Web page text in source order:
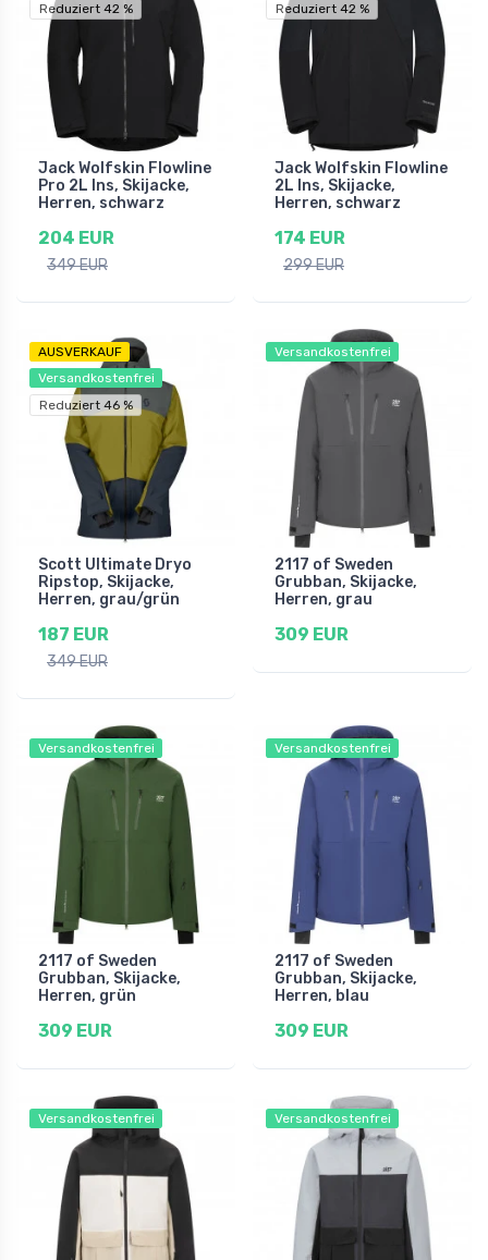
Reduziert 42 %
Jack Wolfskin Flowline
Pro 2L Ins, Skijacke,
Herren, schwarz
204 EUR
349 EUR
Reduziert 42 %
Jack Wolfskin Flowline
2L Ins, Skijacke,
Herren, schwarz
174 EUR
299 EUR
AUSVERKAUF
Versandkostenfrei
Reduziert 46 %
Scott Ultimate Dryo
Ripstop, Skijacke,
Herren, grau/grün
187 EUR
349 EUR
Versandkostenfrei
2117 of Sweden
Grubban, Skijacke,
Herren, grau
309 EUR
Versandkostenfrei
2117 of Sweden
Grubban, Skijacke,
Herren, grün
309 EUR
Versandkostenfrei
2117 of Sweden
Grubban, Skijacke,
Herren, blau
309 EUR
Versandkostenfrei Versandkostenfrei